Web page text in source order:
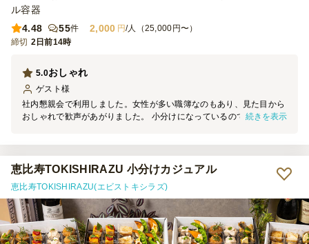
ル容器
4.48
55件 2,000 円/人（25,000円〜）
締切 2日前14時
おしゃれ
5.0
ゲスト 様
社内懇親会で利用しました。女性が多い職簿なのもあり、見た目から
おしゃれで歓声があがりました。 小分けになっているので、取りや
続きを表示
恵比寿TOKISHIRAZU 小分けカジュアル
恵比寿TOKISHIRAZU(エビストキシラズ)